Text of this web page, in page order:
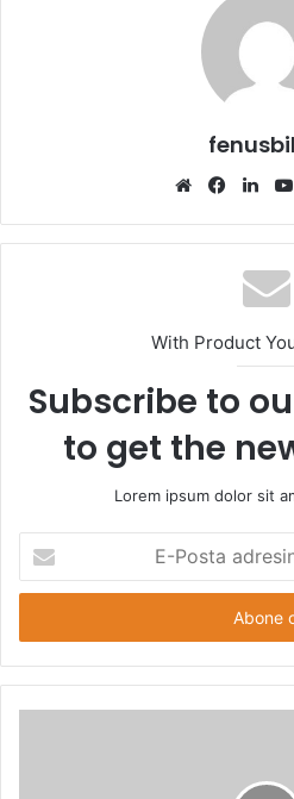
Web
With Product
Subscribe to
to get the
Lorem ipsum dolor sit
Posta
adresinizi